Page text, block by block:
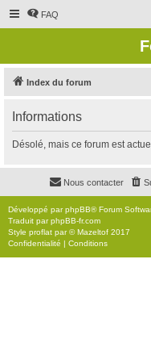
FAQ
Index du forum
Informations
Désolé, mais ce forum est
Nous contacter
Développé parphpBB® Forum
Traduit parphpBB-fr.com
Style proflat par ©Mazeltof 2017
Confidentialité | Conditions